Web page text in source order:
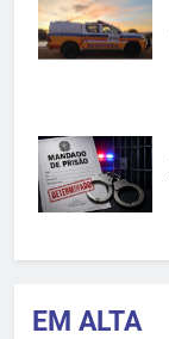
EM ALTA